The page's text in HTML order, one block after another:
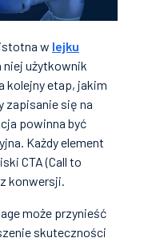
w lejku
niej użytkownik
kolejny etap, jakim
zapisanie się na
powinna być
Każdy element
CTA (Call to
konwersji.
może przynieść
skuteczności